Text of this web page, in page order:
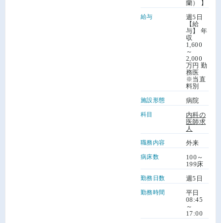
蘭） 】
給与
週5日
【給
与】 年
収
1,600
～
2,000
万円 勤
務医
※当直
料別
施設形態 病院
科目
内科の
医師求
人
職務内容 外来
病床数
100～
199床
勤務日数 週5日
勤務時間
平日
08:45
～
17:00